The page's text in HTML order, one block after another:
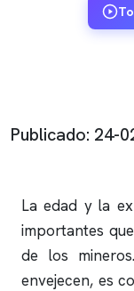
Publicado: 24-
La edad y la
importantes
de los
envejecen, es